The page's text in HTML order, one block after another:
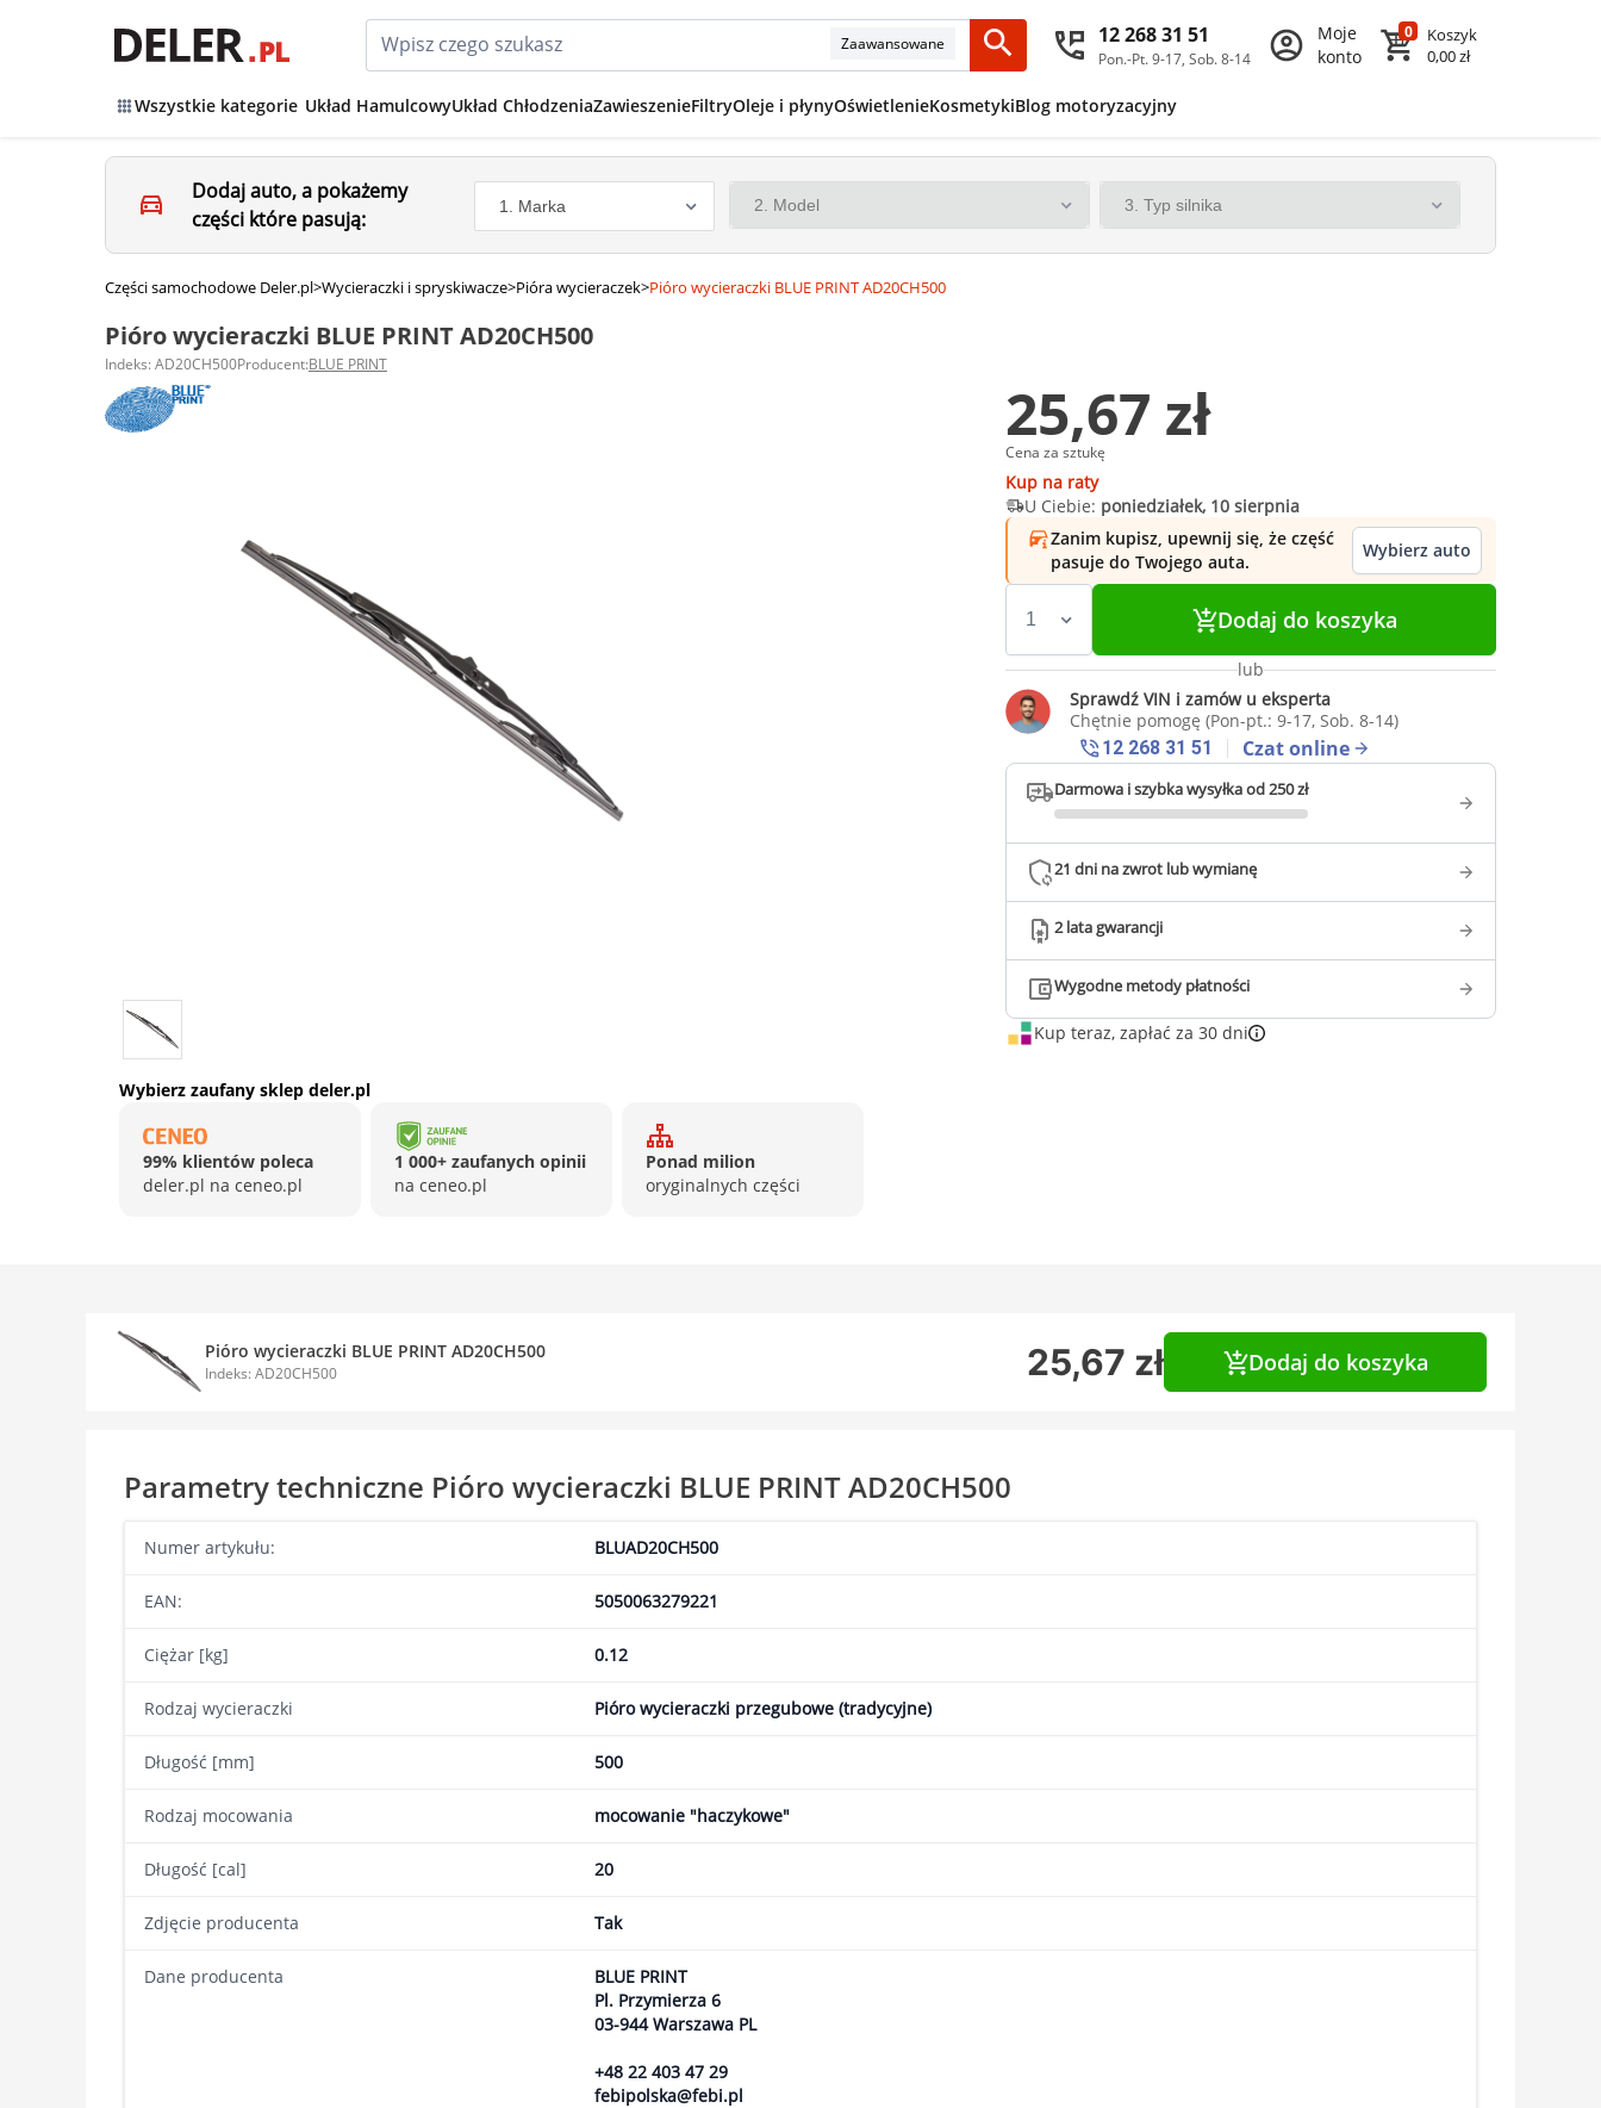
Zaawansowane 12 268 31 51
Pon.-Pt. 9-17, Sob. 8-14
Moje
konto
0
Koszyk
0,00 zł
Wszystkie kategorie Układ HamulcowyUkład ChłodzeniaZawieszenieFiltryOleje i płynyOświetlenieKosmetykiBlog motoryzacyjny
Dodaj auto, a pokażemy
części które pasują:
Części samochodowe Deler.pl>Wycieraczki i spryskiwacze>Pióra wycieraczek>Pióro wycieraczki BLUE PRINT AD20CH500
Pióro wycieraczki BLUE PRINT AD20CH500
Indeks: AD20CH500Producent:BLUE PRINT
25,67 zł
Cena za sztukę
Kup na raty
U Ciebie: poniedziałek, 10 sierpnia
Zanim kupisz, upewnij się, że część
pasuje do Twojego auta.
Wybierz auto
Dodaj do koszyka
lub
Sprawdź VIN i zamów u eksperta
Chętnie pomogę (Pon-pt.: 9-17, Sob. 8-14)
12 268 31 51
Czat online
Darmowa i szybka wysyłka od 250 zł
21 dni na zwrot lub wymianę
2 lata gwarancji
Wygodne metody płatności
Kup teraz, zapłać za 30 dni
Wybierz zaufany sklep deler.pl
99% klientów poleca
deler.pl na ceneo.pl
1 000+ zaufanych opinii
na ceneo.pl
Ponad milion
oryginalnych części
Pióro wycieraczki BLUE PRINT AD20CH500
Indeks: AD20CH500 25,67 zł Dodaj do koszyka
Parametry techniczne Pióro wycieraczki BLUE PRINT AD20CH500
Numer artykułu: BLUAD20CH500
EAN: 5050063279221
Ciężar [kg] 0.12
Rodzaj wycieraczki Pióro wycieraczki przegubowe (tradycyjne)
Długość [mm] 500
Rodzaj mocowania mocowanie "haczykowe"
Długość [cal] 20
Zdjęcie producenta Tak
Dane producenta
BLUE PRINT
Pl. Przymierza 6
03-944 Warszawa PL
+48 22 403 47 29
febipolska@febi.pl